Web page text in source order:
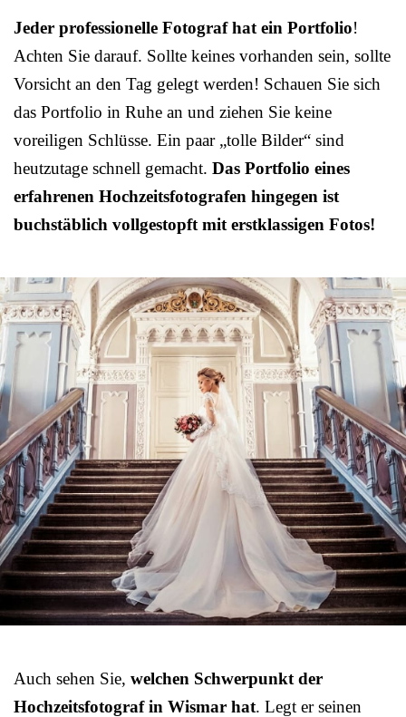
Jeder professionelle Fotograf hat ein Portfolio!
Achten Sie darauf. Sollte keines vorhanden sein, sollte
Vorsicht an den Tag gelegt werden! Schauen Sie sich
das Portfolio in Ruhe an und ziehen Sie keine
voreiligen Schlüsse. Ein paar „tolle Bilder“ sind
heutzutage schnell gemacht. Das Portfolio eines
erfahrenen Hochzeitsfotografen hingegen ist
buchstäblich vollgestopft mit erstklassigen Fotos!
Auch sehen Sie, welchen Schwerpunkt der
Hochzeitsfotograf in Wismar hat. Legt er seinen